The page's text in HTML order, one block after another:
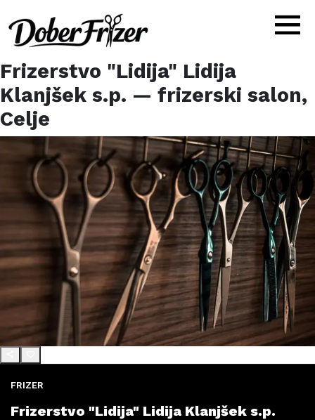
Frizerstvo "Lidija" Lidija
Klanjšek s.p. — frizerski salon,
Celje
FRIZER
Frizerstvo "Lidija" Lidija Klanjšek s.p.